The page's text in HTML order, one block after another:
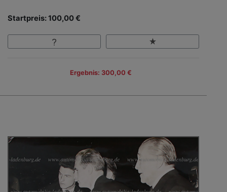
Startpreis: 100,00 €
Ergebnis: 300,00 €